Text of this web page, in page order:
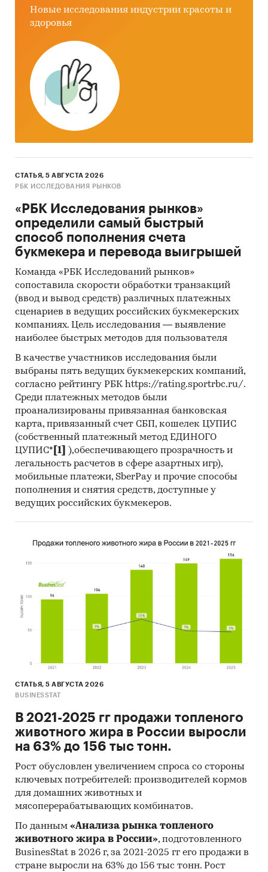
зарубежных покупателей
Единицы измерения:
Количественные показатели в отчете
рассчитаны в тоннах, стоимостные - в
долларах и рублях
География исследования:
РФ, федеральные округа и регионы РФ, страны
Категории: Промышленность / ... / Добыча
камня / Известняк
Флюсовый известняк
Новые исследования индустрии красоты и
здоровья
СТАТЬЯ, 5 АВГУСТА 2026
РБК ИССЛЕДОВАНИЯ РЫНКОВ
«РБК Исследования рынков»
определили самый быстрый
способ пополнения счета
букмекера и перевода выигрышей
Команда «РБК Исследований рынков»
сопоставила скорости обработки транзакций
(ввод и вывод средств) различных платежных
сценариев в ведущих российских букмекерских
компаниях. Цель исследования — выявление
наиболее быстрых методов для пользователя
В качестве участников исследования были
выбраны пять ведущих букмекерских компаний,
согласно рейтингу РБК https://rating.sportrbc.ru/.
Среди платежных методов были
проанализированы привязанная банковская
карта, привязанный счет СБП, кошелек ЦУПИС
(собственный платежный метод ЕДИНОГО
ЦУПИС* [1]
),обеспечивающего прозрачность и
легальность расчетов в сфере азартных игр),
мобильные платежи, SberPay и прочие способы
пополнения и снятия средств, доступные у
ведущих российских букмекеров.
СТАТЬЯ, 5 АВГУСТА 2026
BUSINESSTAT
В 2021-2025 гг продажи топленого
животного жира в России выросли
на 63% до 156 тыс тонн.
Рост обусловлен увеличением спроса со стороны
ключевых потребителей: производителей кормов
для домашних животных и
мясоперерабатывающих комбинатов.
По данным «Анализа рынка топленого
животного жира в России», подготовленного
BusinesStat в 2026 г, за 2021-2025 гг его продажи в
стране выросли на 63% до 156 тыс тонн. Рост